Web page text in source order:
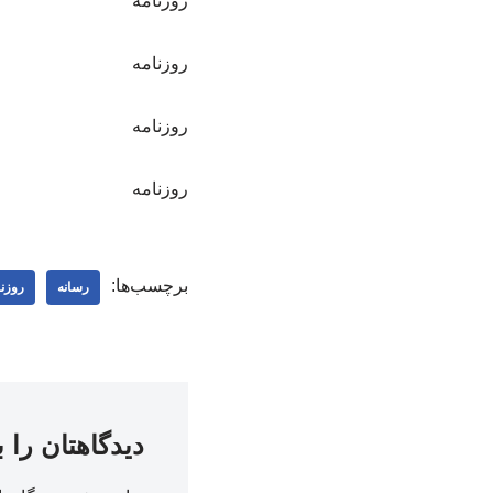
روزنامه
روزنامه
روزنامه
برچسب‌ها: رسانه
دیدگاهتان را